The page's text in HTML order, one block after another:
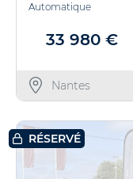
Automatique
33 980 €
Nantes
RÉSERVÉ